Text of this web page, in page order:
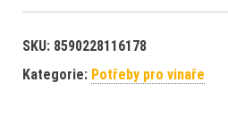
SKU: 8590228116178
Kategorie: Potřeby pro vinaře